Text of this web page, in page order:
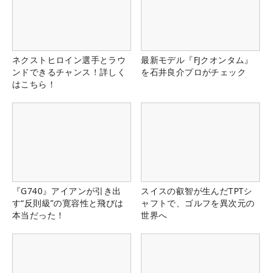
ネクストヒロイン選手とラウ
ンドできるチャンス！詳しく
はこちら！
最新モデル『FJクオンタム』
を石井良介プロがチェック
『G740』アイアンが引き出
す“反則級”の寛容性と飛びは
本当だった！
スイスの叡智が生んだTPTシ
ャフトで、ゴルフを異次元の
世界へ